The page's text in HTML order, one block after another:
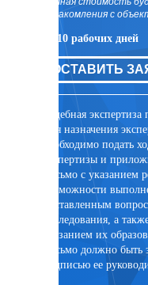
ознакомления с
от 10 рабочих дней
ОСТАВИТЬ
Судебная
Для назначения
необходимо подать
экспертизы и
письмо с указанием
возможности
поставленным
исследования, а
указанием их
письмо должно
подписью ее